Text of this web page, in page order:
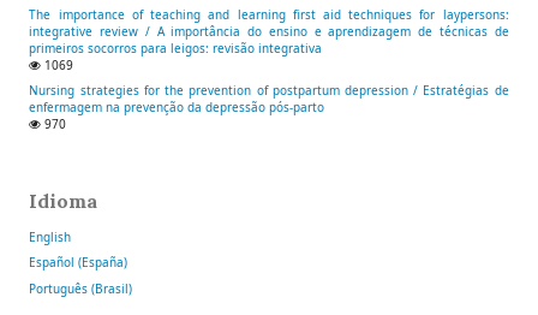
The importance of teaching and learning first aid techniques for laypersons:
integrative review / A importância do ensino e aprendizagem de técnicas de
primeiros socorros para leigos: revisão integrativa
1069
Nursing strategies for the prevention of postpartum depression / Estratégias de
enfermagem na prevenção da depressão pós-parto
970
Idioma
English
Español (España)
Português (Brasil)